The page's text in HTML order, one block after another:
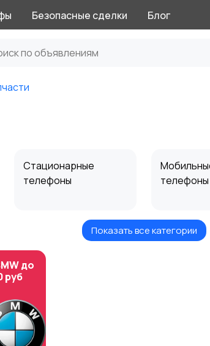
Безопасные сделки Блог
Стационарные
телефоны
телефоны
Показать все категории
до
руб